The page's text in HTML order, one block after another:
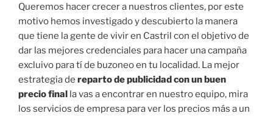
Queremos hacer crecer a nuestros clientes, por este
motivo hemos investigado y descubierto la manera
que tiene la gente de vivir en Castril con el objetivo de
dar las mejores credenciales para hacer una campaña
excluivo para tí de buzoneo en tu localidad. La mejor
estrategia de reparto de publicidad con un buen
precio final la vas a encontrar en nuestro equipo, mira
los servicios de empresa para ver los precios más a un